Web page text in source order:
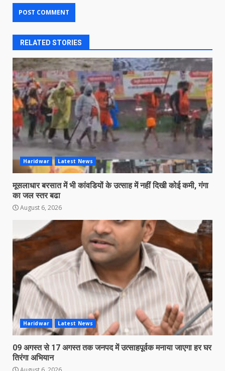
RELATED STORIES
Haridwar Latest News
मूसलाधार बरसात में भी कांवडियों के उत्साह में नहीं दिखी कोई कमी, गंगा
का जल स्तर बढा
August 6, 2026
Haridwar Latest News
09 अगस्त से 17 अगस्त तक जनपद में उत्साहपूर्वक मनाया जाएगा हर घर
तिरंगा अभियान